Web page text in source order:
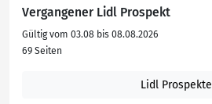
Vergangener Lidl Prospekt
Gültig vom 03.08 bis 08.08.2026
69 Seiten
Lidl Prospekte